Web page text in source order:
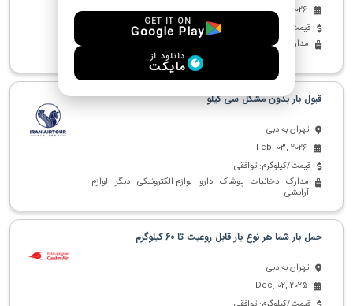
Feb. 21, 2026
قیمت/کیلوگرم: توافقی
مدارک - دخانیات - پوشاک - پت - دارو - لوازم الکترونیکی
قبول بار بدون مشکل سی کیلو
تهران به دبی
Feb. 03, 2026
قیمت/کیلوگرم: توافقی
مدارک - دخانیات - پوشاک - دارو - لوازم الکترونیکی - دیگر - لوازم
آرایشی
حمل بار شما هر نوع بار قابل روعیت تا 60 کیلوگرم
تهران به دبی
Dec. 02, 2025
GET IT ON
Google Play
دانلود از
مایکت